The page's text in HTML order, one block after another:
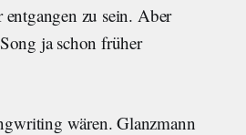
entgangen zu sein. Aber
ja schon früher
wären. Glanzmann